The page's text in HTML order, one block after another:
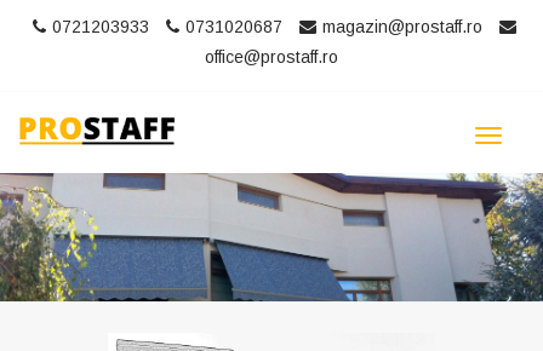
0721203933 0731020687
magazin@prostaff.ro
office@prostaff.ro
Toggle